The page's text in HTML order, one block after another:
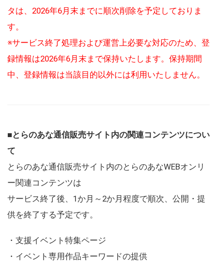
タは、2026年6月末までに順次削除を予定しておりま
す。
※サービス終了処理および運営上必要な対応のため、登
録情報は2026年6月末まで保持いたします。保持期間
中、登録情報は当該目的以外には利用いたしません。
■とらのあな通信販売サイト内の関連コンテンツについ
て
とらのあな通信販売サイト内のとらのあなWEBオンリ
ー関連コンテンツは
サービス終了後、1か月～2か月程度で順次、公開・提
供を終了する予定です。
・支援イベント特集ページ
・イベント専用作品キーワードの提供